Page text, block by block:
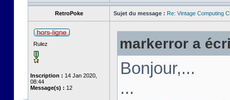
RetroPoke Sujet du message : Re: Vintage Computing
Rulez
Inscription : 14 Jan 2020,
08:44
Message(s) : 12
markerror a
Bonjour,...
...